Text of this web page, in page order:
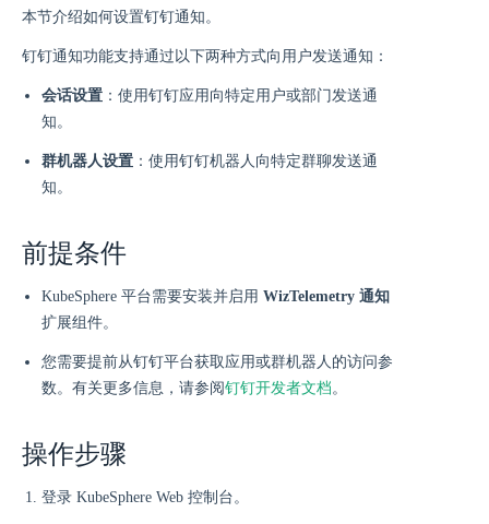
本节介绍如何设置钉钉通知。
钉钉通知功能支持通过以下两种方式向用户发送通知：
会话设置 ：使用钉钉应用向特定用户或部门发送通
知。
群机器人设置 ：使用钉钉机器人向特定群聊发送通
知。
前提条件
KubeSphere 平台需要安装并启用 WizTelemetry 通知
扩展组件。
您需要提前从钉钉平台获取应用或群机器人的访问参
数。有关更多信息，请参阅钉钉开发者文档。
操作步骤
登录 KubeSphere Web 控制台。